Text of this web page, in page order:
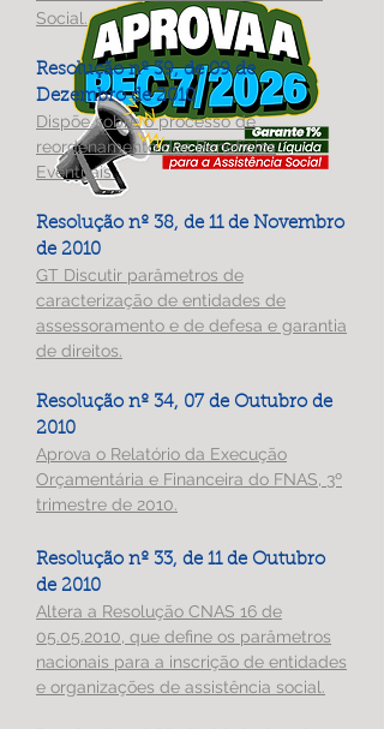
Social.
Resolução nº 39, de 09 de
Dezembro de 2010
Dispõe sobre o processo de
reordenamento dos Benefícios
Eventuais.
Resolução nº 38, de 11 de Novembro
de 2010
GT Discutir parâmetros de
caracterização de entidades de
assessoramento e de defesa e garantia
de direitos.
Resolução nº 34, 07 de Outubro de
2010
Aprova o Relatório da Execução
Orçamentária e Financeira do FNAS, 3º
trimestre de 2010.
Resolução nº 33, de 11 de Outubro
de 2010
Altera a Resolução CNAS 16 de
05.05.2010, que define os parâmetros
nacionais para a inscrição de entidades
e organizações de assistência social.